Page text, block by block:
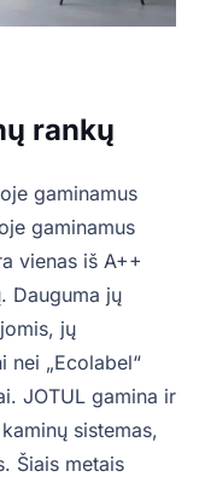
rankų
gaminamus
gaminamus
vienas iš A++
Dauguma jų
jų
nei „Ecolabel“
JOTUL gamina ir
sistemas,
Šiais metais